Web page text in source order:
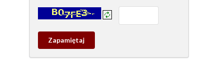
Kontrola - wprowadź tekst z obrazka:
Zapamietaj
wpis